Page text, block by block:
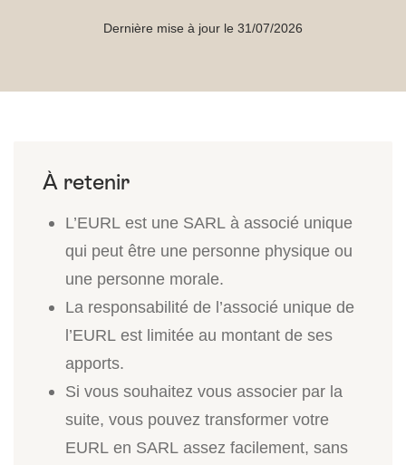
Dernière mise à jour le 31/07/2026
L’EURL est une SARL à associé unique
qui peut être une personne physique ou
une personne morale.
La responsabilité de l’associé unique de
l’EURL est limitée au montant de ses
apports.
Si vous souhaitez vous associer par la
suite, vous pouvez transformer votre
EURL en SARL assez facilement, sans